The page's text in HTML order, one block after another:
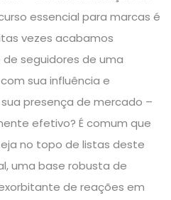
essencial para marcas é
vezes acabamos
seguidores de uma
sua influência e
presença de mercado –
efetivo? É comum que
no topo de listas deste
uma base robusta de
de reações em